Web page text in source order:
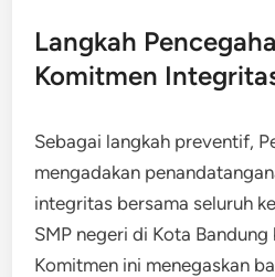
Langkah
Komitmen
Sebagai langkah preventif,
mengadakan
integritas bersama seluruh
SMP negeri di Kota
Komitmen ini menegaskan